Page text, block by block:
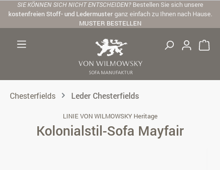
Zum Hauptinhalt springen
SIE KÖNNEN SICH NICHT ENTSCHEIDEN? Bestellen Sie sich unsere
kostenfreien Stoff- und Ledermusterganz einfach zu Ihnen nach Hause.
MUSTER BESTELLEN
Chesterfields Leder Chesterfields
LINIE VON WILMOWSKY Heritage
Kolonialstil-Sofa Mayfair